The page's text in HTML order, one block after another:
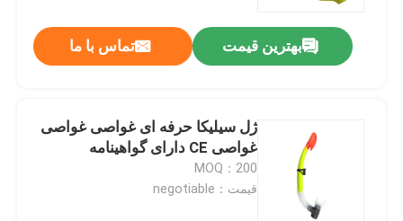
بهترین قیمت تماس با ما
ژل سیلیکا حرفه ای غواصی غواصی
غواصی CE دارای گواهینامه
MOQ：200
قیمت：negotiable